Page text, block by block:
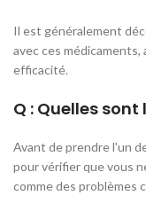
Il est généralement
avec ces
efficacité.
Q : Quelles
Avant de prendre l'un
pour vérifier que vous
comme des problèmes